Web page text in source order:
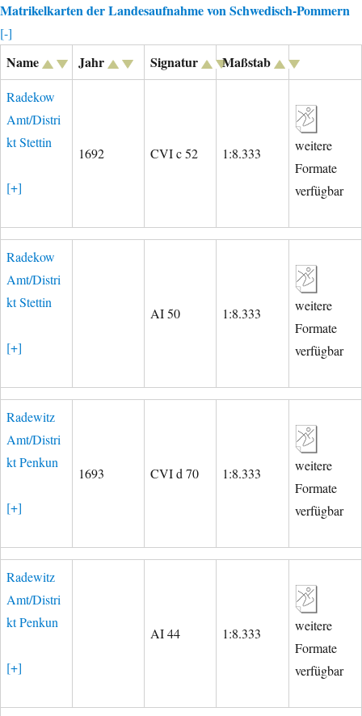
Matrikelkarten der Landesaufnahme von Schwedisch-Pommern
[-]
Name Jahr Signatur Maßstab
Radekow
Amt/Distri
kt Stettin
[+]
1692 CVI c 52 1:8.333
weitere
Formate
verfügbar
Radekow
Amt/Distri
kt Stettin
[+]
AI 50 1:8.333
weitere
Formate
verfügbar
Radewitz
Amt/Distri
kt Penkun
[+]
1693 CVI d 70 1:8.333
weitere
Formate
verfügbar
Radewitz
Amt/Distri
kt Penkun
[+]
AI 44 1:8.333
weitere
Formate
verfügbar